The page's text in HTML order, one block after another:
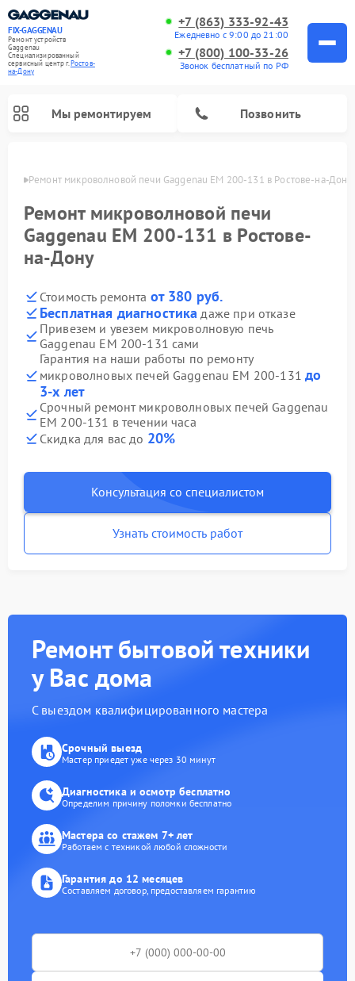
FIX-GAGGENAU
Ремонт устройств
Gaggenau
Специализированный
cервисный центр г.Ростов-
на-Дону
+7 (863) 333-92-43
Ежедневно с 9:00 до 21:00
+7 (800) 100-33-26
Звонок бесплатный по РФ
Мы ремонтируем Позвонить
Ремонт микроволновой печи Gaggenau EM 200-131 в Ростове-на-Дону
Ремонт микроволновой печи
Gaggenau EM 200-131 в Ростове-
на-Дону
Стоимость ремонта от 380 руб.
Бесплатная диагностика даже при отказе
Привезем и увезем микроволновую печь
Gaggenau EM 200-131 сами
Гарантия на наши работы по ремонту
микроволновых печей Gaggenau EM 200-131 до
3-х лет
Срочный ремонт микроволновых печей Gaggenau
EM 200-131 в течении часа
Скидка для вас до 20%
Консультация со специалистом
Узнать стоимость работ
Ремонт бытовой техники
у Вас дома
С выездом квалифицированного мастера
Срочный выезд
Мастер приедет уже через 30 минут
Диагностика и осмотр бесплатно
Определим причину поломки бесплатно
Мастера со стажем 7+ лет
Работаем с техникой любой сложности
Гарантия до 12 месяцев
Составляем договор, предоставляем гарантию